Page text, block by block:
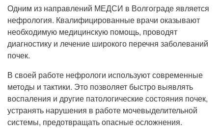
Прием гастроэнтеролога
Прием офтальмолога
Прием уролога
Прием кардиолога
Одним из направлений МЕДСИ в Волгограде является
нефрология. Квалифицированные врачи оказывают
необходимую медицинскую помощь, проводят
диагностику и лечение широкого перечня заболеваний
почек.
В своей работе нефрологи используют современные
методы и тактики. Это позволяет быстро выявлять
воспаления и другие патологические состояния почек,
устранять нарушения в работе мочевыделительной
системы, предотвращать опасные осложнения.